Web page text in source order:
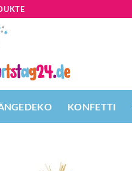
KONFETTI